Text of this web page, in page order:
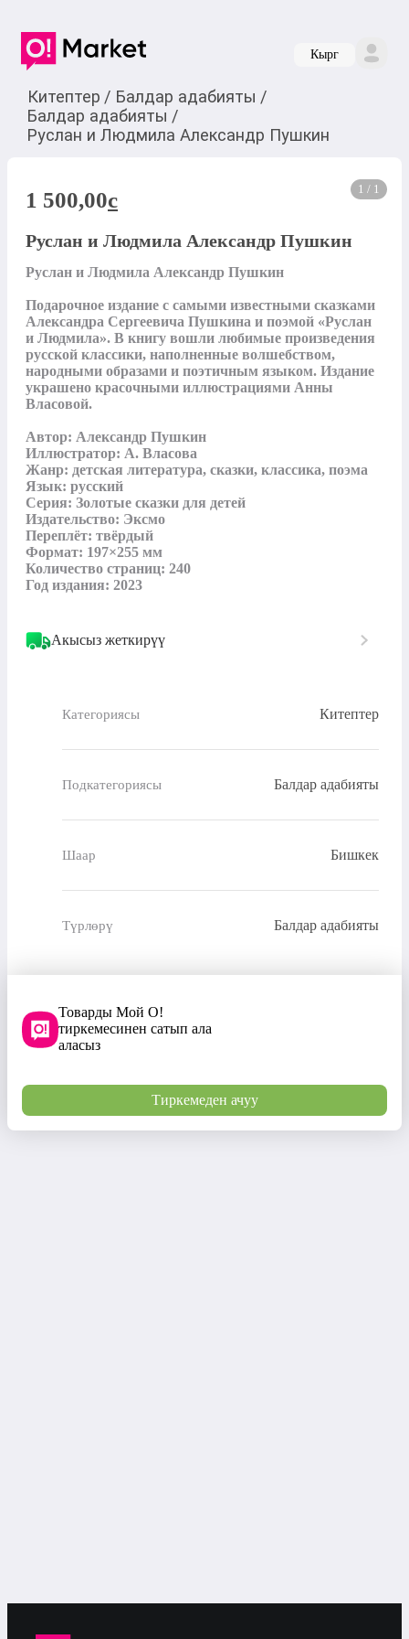
Кырг
Китептер / Балдар адабияты /
Балдар адабияты /
Руслан и Людмила Александр Пушкин
1 / 1
1 500,00c
Руслан и Людмила Александр Пушкин
Руслан и Людмила Александр Пушкин
Подарочное издание с самыми известными сказками
Александра Сергеевича Пушкина и поэмой «Руслан
и Людмила». В книгу вошли любимые произведения
русской классики, наполненные волшебством,
народными образами и поэтичным языком. Издание
украшено красочными иллюстрациями Анны
Власовой.
Автор: Александр Пушкин
Иллюстратор: А. Власова
Жанр: детская литература, сказки, классика, поэма
Язык: русский
Серия: Золотые сказки для детей
Издательство: Эксмо
Переплёт: твёрдый
Формат: 197×255 мм
Количество страниц: 240
Год издания: 2023
Акысыз жеткирүү
Категориясы Китептер
Подкатегориясы Балдар адабияты
Шаар Бишкек
Түрлөрү Балдар адабияты
Товарды Мой О!
тиркемесинен сатып ала
аласыз
Тиркемеден ачуу